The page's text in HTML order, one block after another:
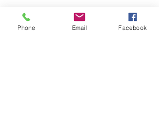
Phone Email Facebook